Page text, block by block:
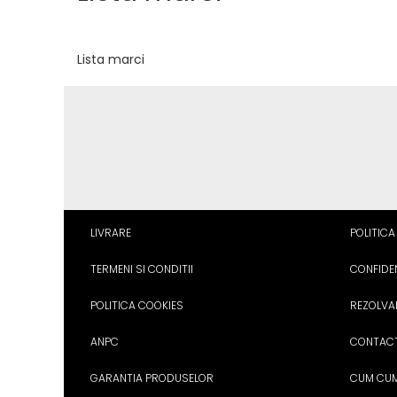
Tablouri autoLista marci
LIVRARE
TERMENI SI CONDITII
POLITICA COOKIES
ANPC
GARANTIA PRODUSELOR CUM